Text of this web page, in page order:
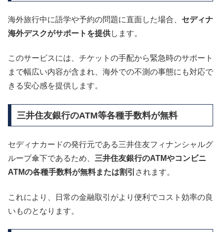
海外旅行中に語学や予約の問題に直面した場合、 セディナ
海外デスクがサポートを提供します。
このサービスには、チケットの手配から緊急時のサポート
まで幅広い内容が含まれ、海外での不測の事態にも対応で
きる安心感を提供します。
三井住友銀行のATM等各種手数料が無料
セディナカードの発行元である三井住友フィナンシャルグ
ループ傘下であるため、 三井住友銀行のATMやコンビニ
ATMの各種手数料が無料または割引 されます。
これにより、日常の金融取引がより便利でコスト効率の良
いものとなります。